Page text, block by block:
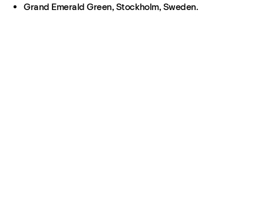
Grand Emerald Green, Stockholm, Sweden.